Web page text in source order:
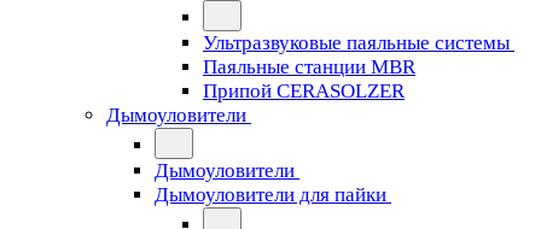
Ультразвуковые паяльные системы
Паяльные станции MBR
Припой CERASOLZER
Дымоуловители
Дымоуловители
Дымоуловители для пайки